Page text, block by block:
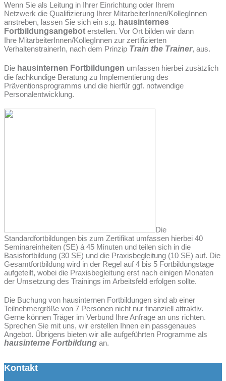
Wenn Sie als Leitung in Ihrer Einrichtung oder Ihrem
Netzwerk die Qualifizierung Ihrer MitarbeiterInnen/KollegInnen
anstreben, lassen Sie sich ein s.g. hausinternes
Fortbildungsangebot erstellen. Vor Ort bilden wir dann
Ihre MitarbeiterInnen/KollegInnen zur zertifizierten
VerhaltenstrainerIn, nach dem Prinzip Train the Trainer, aus.
Die hausinternen Fortbildungen umfassen hierbei zusätzlich
die fachkundige Beratung zu Implementierung des
Präventionsprogramms und die hierfür ggf. notwendige
Personalentwicklung.
Die
Standardfortbildungen bis zum Zertifikat umfassen hierbei 40
Seminareinheiten (SE) á 45 Minuten und teilen sich in die
Basisfortbildung (30 SE) und die Praxisbegleitung (10 SE) auf. Die
Gesamtfortbildung wird in der Regel auf 4 bis 5 Fortbildungstage
aufgeteilt, wobei die Praxisbegleitung erst nach einigen Monaten
der Umsetzung des Trainings im Arbeitsfeld erfolgen sollte.
Die Buchung von hausinternen Fortbildungen sind ab einer
Teilnehmergröße von 7 Personen nicht nur finanziell attraktiv.
Gerne können Träger im Verbund Ihre Anfrage an uns richten.
Sprechen Sie mit uns, wir erstellen Ihnen ein passgenaues
Angebot. Übrigens bieten wir alle aufgeführten Programme als
hausinterne Fortbildung an.
Kontakt